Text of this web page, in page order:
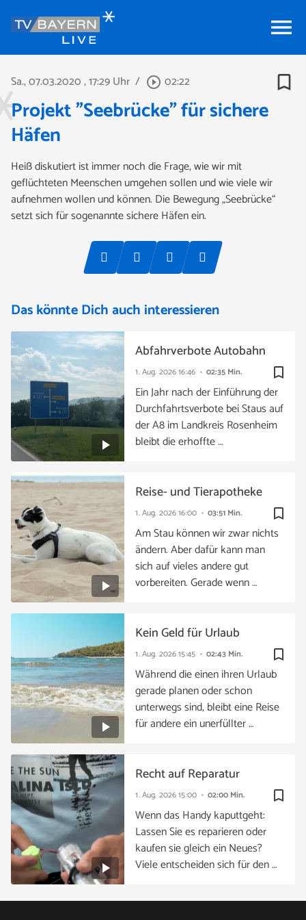
menu
Sa., 07.03.2020, 17:29 Uhr / play_circle_outline 02:22 bookmark_border
Projekt "Seebrücke" für sichere
Häfen
Heiß diskutiert ist immer noch die Frage, wie wir mit
geflüchteten Meenschen umgehen sollen und wie viele wir
aufnehmen wollen und können. Die Bewegung „Seebrücke“
setzt sich für sogenannte sichere Häfen ein.
Das könnte Dich auch interessieren
bookmark_border
1. Aug. 202616:46 02:35 Min.
Abfahrverbote Autobahn
Ein Jahr nach der Einführung der
Durchfahrtsverbote bei Staus auf
der A8 im Landkreis Rosenheim
bleibt die erhoffte …
bookmark_border
1. Aug. 202616:00 03:51 Min.
Reise- und Tierapotheke
Am Stau können wir zwar nichts
ändern. Aber dafür kann man
sich auf vieles andere gut
vorbereiten. Gerade wenn …
bookmark_border
1. Aug. 202615:45 02:43 Min.
Kein Geld für Urlaub
Während die einen ihren Urlaub
gerade planen oder schon
unterwegs sind, bleibt eine Reise
für andere ein unerfüllter …
bookmark_border
1. Aug. 202615:00 02:00 Min.
Recht auf Reparatur
Wenn das Handy kaputtgeht:
Lassen Sie es reparieren oder
kaufen sie gleich ein Neues?
Viele entscheiden sich für den …